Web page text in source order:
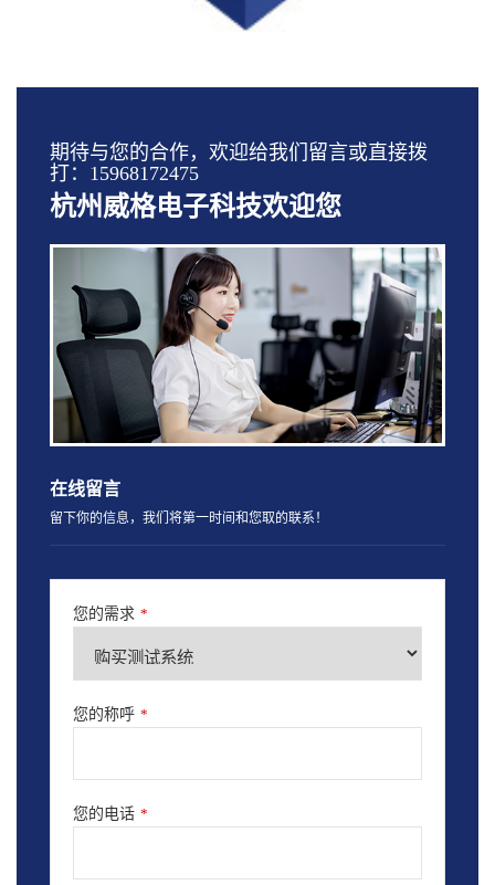
期待与您的合作，欢迎给我们留言或直接拨
打：15968172475
杭州威格电子科技欢迎您
在线留言
留下你的信息，我们将第一时间和您取的联系！
您的需求 *
您的称呼 *
您的电话 *